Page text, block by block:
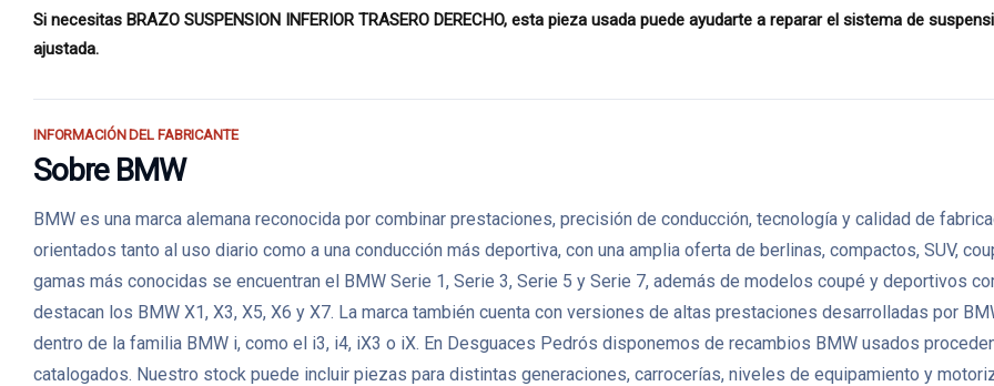
Si necesitas BRAZO SUSPENSION INFERIOR TRASERO DERECHO, esta pieza usada puede ayudarte a reparar el sistema de
ajustada.
INFORMACIÓN DEL FABRICANTE
Sobre BMW
BMW es una marca alemana reconocida por combinar prestaciones, precisión de conducción, tecnología y calidad de
orientados tanto al uso diario como a una conducción más deportiva, con una amplia oferta de berlinas, compactos, SUV,
gamas más conocidas se encuentran el BMW Serie 1, Serie 3, Serie 5 y Serie 7, además de modelos coupé y deportivos
destacan los BMW X1, X3, X5, X6 y X7. La marca también cuenta con versiones de altas prestaciones desarrolladas por
dentro de la familia BMW i, como el i3, i4, iX3 o iX. En Desguaces Pedrós disponemos de recambios BMW usados
catalogados. Nuestro stock puede incluir piezas para distintas generaciones, carrocerías, niveles de equipamiento y